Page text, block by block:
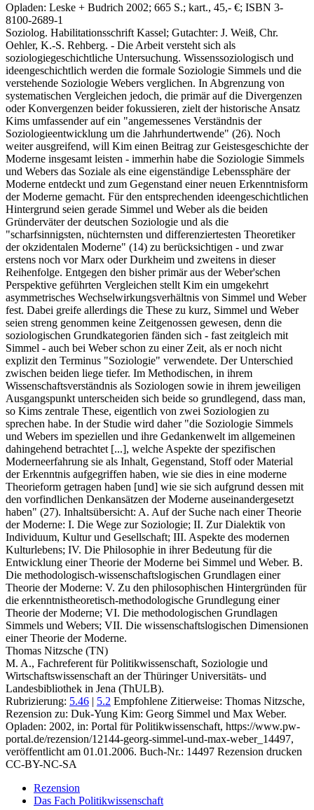
Opladen: Leske + Budrich 2002; 665 S.; kart., 45,- €; ISBN 3-
8100-2689-1
Soziolog. Habilitationsschrift Kassel; Gutachter: J. Weiß, Chr.
Oehler, K.-S. Rehberg. - Die Arbeit versteht sich als
soziologiegeschichtliche Untersuchung. Wissenssoziologisch und
ideengeschichtlich werden die formale Soziologie Simmels und die
verstehende Soziologie Webers verglichen. In Abgrenzung von
systematischen Vergleichen jedoch, die primär auf die Divergenzen
oder Konvergenzen beider fokussieren, zielt der historische Ansatz
Kims umfassender auf ein "angemessenes Verständnis der
Soziologieentwicklung um die Jahrhundertwende" (26). Noch
weiter ausgreifend, will Kim einen Beitrag zur Geistesgeschichte der
Moderne insgesamt leisten - immerhin habe die Soziologie Simmels
und Webers das Soziale als eine eigenständige Lebenssphäre der
Moderne entdeckt und zum Gegenstand einer neuen Erkenntnisform
der Moderne gemacht. Für den entsprechenden ideengeschichtlichen
Hintergrund seien gerade Simmel und Weber als die beiden
Gründerväter der deutschen Soziologie und als die
"scharfsinnigsten, nüchternsten und differenziertesten Theoretiker
der okzidentalen Moderne" (14) zu berücksichtigen - und zwar
erstens noch vor Marx oder Durkheim und zweitens in dieser
Reihenfolge. Entgegen den bisher primär aus der Weber'schen
Perspektive geführten Vergleichen stellt Kim ein umgekehrt
asymmetrisches Wechselwirkungsverhältnis von Simmel und Weber
fest. Dabei greife allerdings die These zu kurz, Simmel und Weber
seien streng genommen keine Zeitgenossen gewesen, denn die
soziologischen Grundkategorien fänden sich - fast zeitgleich mit
Simmel - auch bei Weber schon zu einer Zeit, als er noch nicht
explizit den Terminus "Soziologie" verwendete. Der Unterschied
zwischen beiden liege tiefer. Im Methodischen, in ihrem
Wissenschaftsverständnis als Soziologen sowie in ihrem jeweiligen
Ausgangspunkt unterscheiden sich beide so grundlegend, dass man,
so Kims zentrale These, eigentlich von zwei Soziologien zu
sprechen habe. In der Studie wird daher "die Soziologie Simmels
und Webers im speziellen und ihre Gedankenwelt im allgemeinen
dahingehend betrachtet [...], welche Aspekte der spezifischen
Moderneerfahrung sie als Inhalt, Gegenstand, Stoff oder Material
der Erkenntnis aufgegriffen haben, wie sie dies in eine moderne
Theorieform getragen haben [und] wie sie sich aufgrund dessen mit
den vorfindlichen Denkansätzen der Moderne auseinandergesetzt
haben" (27). Inhaltsübersicht: A. Auf der Suche nach einer Theorie
der Moderne: I. Die Wege zur Soziologie; II. Zur Dialektik von
Individuum, Kultur und Gesellschaft; III. Aspekte des modernen
Kulturlebens; IV. Die Philosophie in ihrer Bedeutung für die
Entwicklung einer Theorie der Moderne bei Simmel und Weber. B.
Die methodologisch-wissenschaftslogischen Grundlagen einer
Theorie der Moderne: V. Zu den philosophischen Hintergründen für
die erkenntnistheoretisch-methodologische Grundlegung einer
Theorie der Moderne; VI. Die methodologischen Grundlagen
Simmels und Webers; VII. Die wissenschaftslogischen Dimensionen
einer Theorie der Moderne.
Thomas Nitzsche (TN)
M. A., Fachreferent für Politikwissenschaft, Soziologie und
Wirtschaftswissenschaft an der Thüringer Universitäts- und
Landesbibliothek in Jena (ThULB).
Rubrizierung: 5.46 | 5.2 Empfohlene Zitierweise: Thomas Nitzsche,
Rezension zu: Duk-Yung Kim: Georg Simmel und Max Weber.
Opladen: 2002, in: Portal für Politikwissenschaft, https://www.pw-
portal.de/rezension/12144-georg-simmel-und-max-weber_14497,
veröffentlicht am 01.01.2006. Buch-Nr.: 14497 Rezension drucken
CC-BY-NC-SA
Rezension
Das Fach Politikwissenschaft